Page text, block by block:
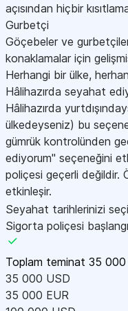
açısından hiçbir
Gurbetçi
Göçebeler ve
konaklamalar için
Herhangi bir ülke,
Hâlihazırda seyahat
Hâlihazırda
ülkedeyseniz) bu
gümrük kontrolünden
ediyorum" seçeneğini
poliçesi geçerli değildir.
etkinleşir.
Seyahat tarihlerinizi
Sigorta poliçesi
Toplam teminat 35 000
35 000 USD
35 000 EUR